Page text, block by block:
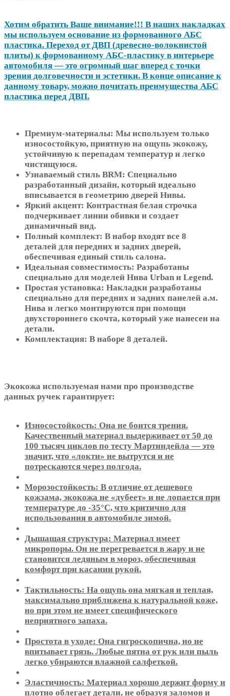
Хотим обратить Ваше внимание!!! В наших накладках
мы используем основание из формованного АБС
пластика. Переход от ДВП (древесно-волокнистой
плиты) к формованному АБС-пластику в интерьере
автомобиля — это огромный шаг вперед с точки
зрения долговечности и эстетики. В конце описание к
данному товару, можно почитать преимущества АБС
пластика перед ДВП.
Премиум-материалы: Мы используем только
износостойкую, приятную на ощупь экокожу,
устойчивую к перепадам температур и легко
чистящуюся.
Узнаваемый стиль BRM: Специально
разработанный дизайн, который идеально
вписывается в геометрию дверей Нивы.
Яркий акцент: Контрастная белая строчка
подчеркивает линии обивки и создает
динамичный вид.
Полный комплект: В набор входят все 8
деталей для передних и задних дверей,
обеспечивая единый стиль салона.
Идеальная совместимость: Разработаны
специально для моделей Нива Urban и Legend.
Простая установка: Накладки разработаны
специально для передних и задних панелей а.м.
Нива и легко монтируются при помощи
двухстороннего скочта, который уже нанесен на
детали.
Комплектация: В наборе 8 деталей.
Экокожа используемая нами про производстве
данных ручек гарантирует:
Износостойкость: Она не боится трения.
Качественный материал выдерживает от 50 до
100 тысяч циклов по тесту Мартиндейла — это
значит, что «локти» не вытрутся и не
потрескаются через полгода.
Морозостойкость: В отличие от дешевого
кожзама, экокожа не «дубеет» и не лопается при
температуре до -35°C, что критично для
использования в автомобиле зимой.
Дышащая структура: Материал имеет
микропоры. Он не перегревается в жару и не
становится ледяным в мороз, обеспечивая
комфорт при касании рукой.
Тактильность: На ощупь она мягкая и теплая,
максимально приближена к натуральной коже,
но при этом не имеет специфического
неприятного запаха.
Простота в уходе: Она гигроскопична, но не
впитывает грязь. Любые пятна от рук или пыль
легко убираются влажной салфеткой.
Эластичность: Материал хорошо держит форму и
плотно облегает детали, не образуя заломов и